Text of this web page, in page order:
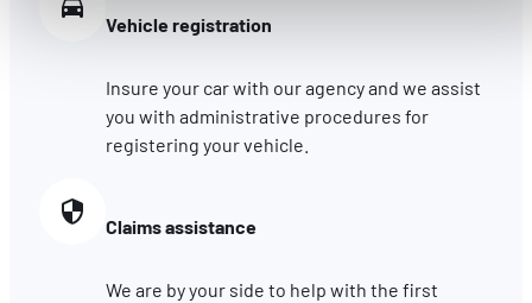
accessibles. D'autres sont utilisés pour :
Améliorer votre expérience utilisateur, en personnalisant
Mesurer l'audience en suivant le nombre de visiteurs et
comprenant comment vous arrivez sur notre site.
Proposer des offres et services personnalisés et en
sociaux utilisés et vous permettre de visualiser du contenu
hébergé sur un site externe.
Vehicle registration
Insure your car with our agency and we assist
you with administrative procedures for
registering your vehicle.
Claims assistance
We are by your side to help with the first